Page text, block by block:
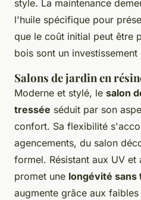
style. La maintenance
l'huile spécifique pour
que le coût initial peut être
bois sont un investissement
Salons de jardin en
Moderne et stylé, le salon
tressée séduit par son
confort. Sa flexibilité
agencements, du salon
formel. Résistant aux UV et
promet une longévité sans
augmente grâce aux